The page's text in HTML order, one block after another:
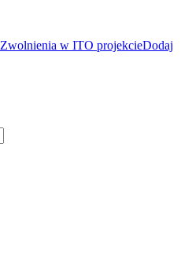
Zwolnienia w ITO projekcieDodaj